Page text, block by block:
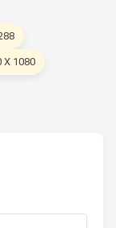
X 1080